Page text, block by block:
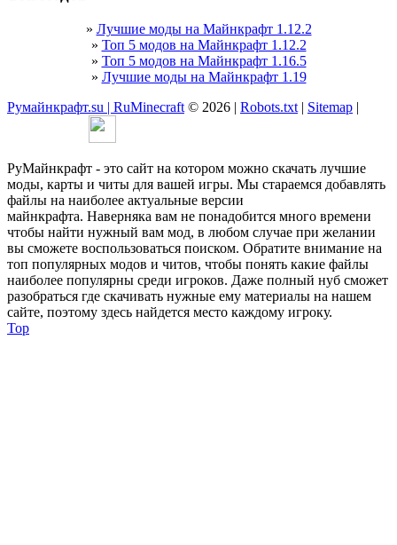
» Лучшие моды на Майнкрафт 1.12.2
» Топ 5 модов на Майнкрафт 1.12.2
» Топ 5 модов на Майнкрафт 1.16.5
» Лучшие моды на Майнкрафт 1.19
Румайнкрафт.su | RuMinecraft © 2026 | Robots.txt | Sitemap |
РуМайнкрафт - это сайт на котором можно скачать лучшие
моды, карты и читы для вашей игры. Мы стараемся добавлять
файлы на наиболее актуальные версии
майнкрафта. Наверняка вам не понадобится много времени
чтобы найти нужный вам мод, в любом случае при желании
вы сможете воспользоваться поиском. Обратите внимание на
топ популярных модов и читов, чтобы понять какие файлы
наиболее популярны среди игроков. Даже полный нуб сможет
разобраться где скачивать нужные ему материалы на нашем
сайте, поэтому здесь найдется место каждому игроку.
Top